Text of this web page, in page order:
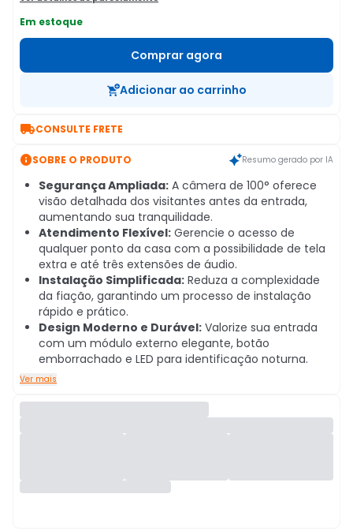
Em estoque
Comprar agora
Adicionar ao carrinho
CONSULTE FRETE
SOBRE O PRODUTO Resumo gerado por IA
Segurança Ampliada: A câmera de 100° oferece
visão detalhada dos visitantes antes da entrada,
aumentando sua tranquilidade.
Atendimento Flexível: Gerencie o acesso de
qualquer ponto da casa com a possibilidade de tela
extra e até três extensões de áudio.
Instalação Simplificada: Reduza a complexidade
da fiação, garantindo um processo de instalação
rápido e prático.
Design Moderno e Durável: Valorize sua entrada
com um módulo externo elegante, botão
emborrachado e LED para identificação noturna.
Ver mais